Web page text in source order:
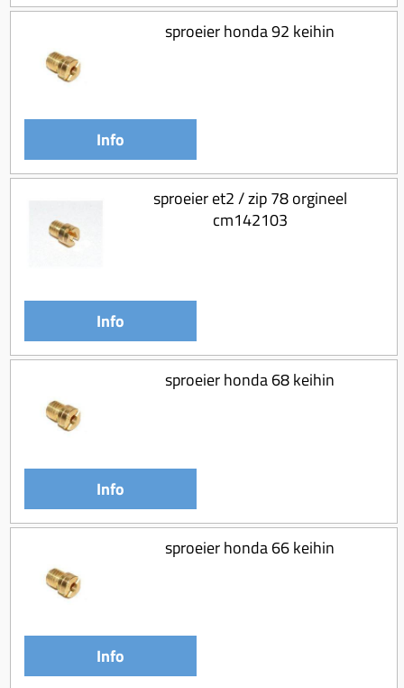
sproeier honda 92 keihin
Info
sproeier et2 / zip 78 orgineel
cm142103
Info
sproeier honda 68 keihin
Info
sproeier honda 66 keihin
Info